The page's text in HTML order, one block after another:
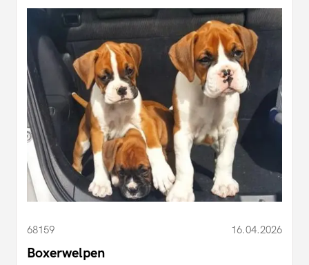
68159 16.04.2026
Boxerwelpen